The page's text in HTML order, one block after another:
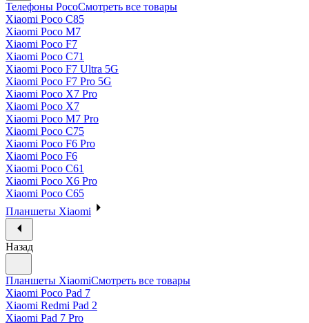
Телефоны PocoСмотреть все товары
Xiaomi Poco C85
Xiaomi Poco M7
Xiaomi Poco F7
Xiaomi Poco C71
Xiaomi Poco F7 Ultra 5G
Xiaomi Poco F7 Pro 5G
Xiaomi Poco X7 Pro
Xiaomi Poco X7
Xiaomi Poco M7 Pro
Xiaomi Poco C75
Xiaomi Poco F6 Pro
Xiaomi Poco F6
Xiaomi Poco C61
Xiaomi Poco X6 Pro
Xiaomi Poco C65
Планшеты Xiaomi
Назад
Планшеты XiaomiСмотреть все товары
Xiaomi Poco Pad 7
Xiaomi Redmi Pad 2
Xiaomi Pad 7 Pro